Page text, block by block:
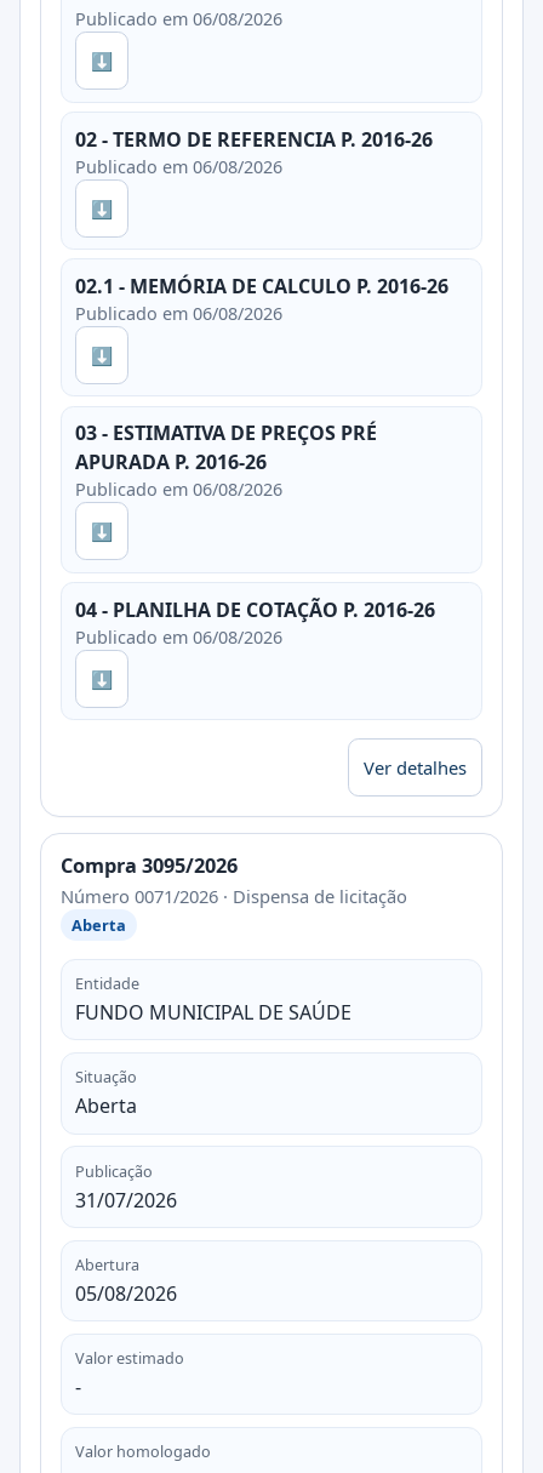
Publicado em 06/08/2026
⬇
02 - TERMO DE REFERENCIA P. 2016-26
Publicado em 06/08/2026
⬇
02.1 - MEMÓRIA DE CALCULO P. 2016-26
Publicado em 06/08/2026
⬇
03 - ESTIMATIVA DE PREÇOS PRÉ
APURADA P. 2016-26
Publicado em 06/08/2026
⬇
04 - PLANILHA DE COTAÇÃO P. 2016-26
Publicado em 06/08/2026
⬇
Ver detalhes
Compra 3095/2026
Número 0071/2026 · Dispensa de licitação
Aberta
Entidade
FUNDO MUNICIPAL DE SAÚDE
Situação
Aberta
Publicação
31/07/2026
Abertura
05/08/2026
Valor estimado
-
Valor homologado